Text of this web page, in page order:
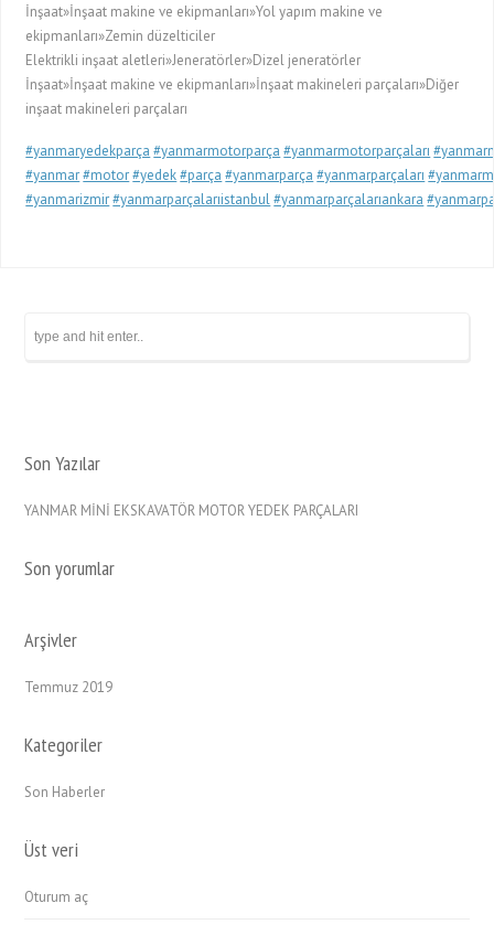
İnşaat»İnşaat makine ve ekipmanları»Yol yapım makine ve
ekipmanları»Zemin düzelticiler
Elektrikli inşaat aletleri»Jeneratörler»Dizel jeneratörler
İnşaat»İnşaat makine ve ekipmanları»İnşaat makineleri parçaları»Diğer
inşaat makineleri parçaları
#yanmaryedekparça #yanmarmotorparça #yanmarmotorparçaları
#yanmar#motor#yedek#parça #yanmarparça #yanmarparçaları
#yanmarizmir#yanmarparçalarıistanbul#yanmarparçalarıankara
Son Yazılar
YANMAR MİNİ EKSKAVATÖR MOTOR YEDEK PARÇALARI
Son yorumlar
Arşivler
Temmuz 2019
Kategoriler
Son Haberler
Üst veri
Oturum aç